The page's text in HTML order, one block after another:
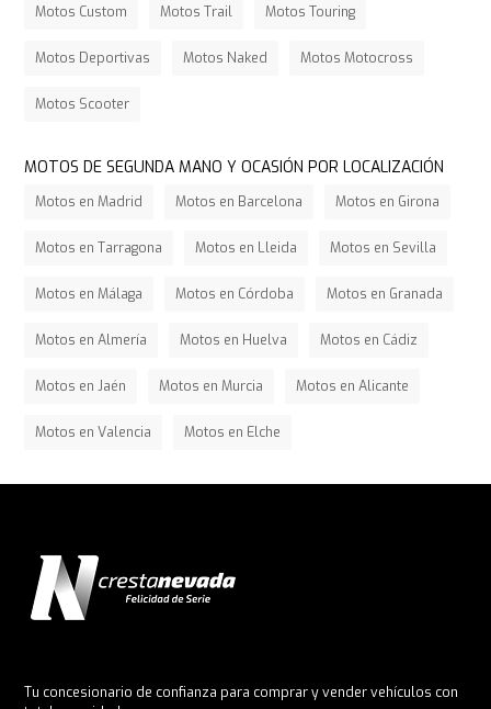
Motos Custom Motos Trail Motos Touring
Motos Deportivas Motos Naked Motos Motocross
Motos Scooter
MOTOS DE SEGUNDA MANO Y OCASIÓN POR LOCALIZACIÓN
Motos en Madrid Motos en Barcelona Motos en Girona
Motos en Tarragona Motos en Lleida Motos en Sevilla
Motos en Málaga Motos en Córdoba Motos en Granada
Motos en Almería Motos en Huelva Motos en Cádiz
Motos en Jaén Motos en Murcia Motos en Alicante
Motos en Valencia Motos en Elche
Tu concesionario de confianza para comprar y vender vehículos con